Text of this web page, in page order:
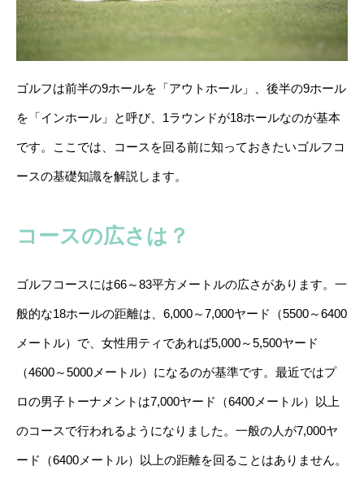
ゴルフは前半の9ホールを「アウトホール」、後半の9ホール
を「インホール」と呼び、1ラウンドが18ホールなのが基本
です。ここでは、コースを回る前に知っておきたいゴルフコ
ースの基礎知識を解説します。
コースの広さは？
ゴルフコースには66～83平方メートルの広さがあります。一
般的な18ホールの距離は、6,000～7,000ヤード（5500～6400
メートル）で、女性用ティであれば5,000～5,500ヤード
（4600～5000メートル）になるのが基準です。最近ではプ
ロの男子トーナメントは7,000ヤード（6400メートル）以上
のコースで行われるようになりました。一般の人が7,000ヤ
ード（6400メートル）以上の距離を回ることはありません。